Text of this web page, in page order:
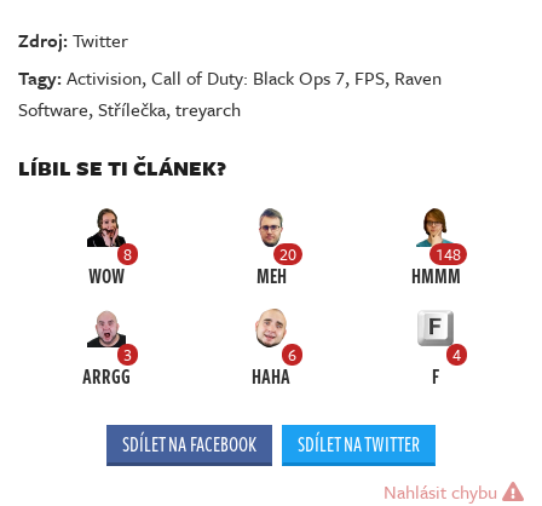
Zdroj:Twitter
Tagy:Activision,Call of Duty: Black Ops 7, FPS, Raven
Software,Střílečka,treyarch
LÍBIL SE TI ČLÁNEK?
8
WOW
20
MEH
148
HMMM
3
ARRGG
6
HAHA
4
F
SDÍLET NA FACEBOOK SDÍLET NA TWITTER
Nahlásit chybu